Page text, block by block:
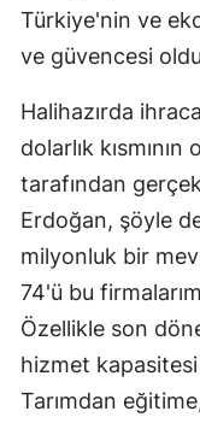
Türkiye'nin ve
ve güvencesi
Halihazırda
dolarlık
tarafından
Erdoğan, şöyle
milyonluk bir
74'ü bu
Özellikle son
hizmet
Tarımdan